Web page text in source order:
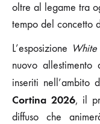
oltre al legame tra
tempo del concetto
L’esposizione
nuovo
inseriti nell’ambito
Cortina 2026, il
diffuso che